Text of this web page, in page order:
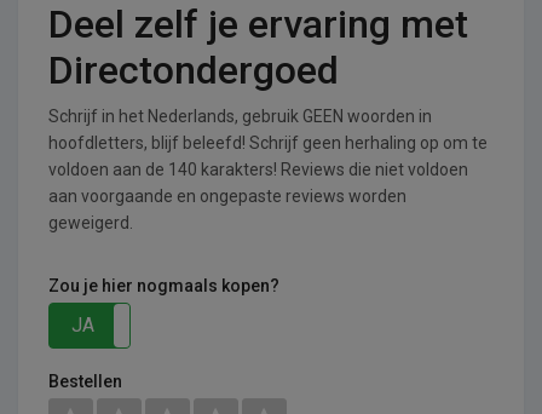
Deel zelf je ervaring met
Directondergoed
Schrijf in het Nederlands, gebruik GEEN woorden in
hoofdletters, blijf beleefd! Schrijf geen herhaling op om te
voldoen aan de 140 karakters! Reviews die niet voldoen
aan voorgaande en ongepaste reviews worden
geweigerd.
Zou je hier nogmaals kopen?
JA
Bestellen